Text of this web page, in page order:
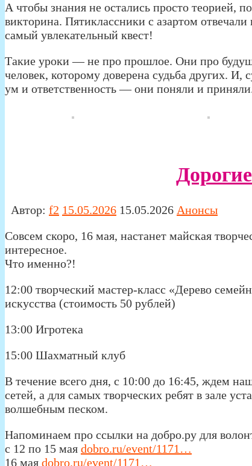
А чтобы знания не остались просто теорией,
викторина. Пятиклассники с азартом
самый увлекательный квест!
Такие уроки — не про прошлое. Они про
человек, которому доверена судьба других.
ум и ответственность — они поняли и
Автор: f2 15.05.2026 15.05.2026 Анонсы
Совсем скоро, 16 мая, настанет майская
интересное.
Что именно?!
12:00 творческий мастер-класс «Дерево
искусства (стоимость 50 рублей)
13:00 Игротека
15:00 Шахматный клуб
В течение всего дня, с 10:00 до 16:45, ждем
сетей, а для самых творческих ребят в зале
волшебным песком.
Напоминаем про ссылки на добро.ру для
с 12 по 15 мая dobro.ru/event/1171…
16 мая dobro.ru/event/1171…